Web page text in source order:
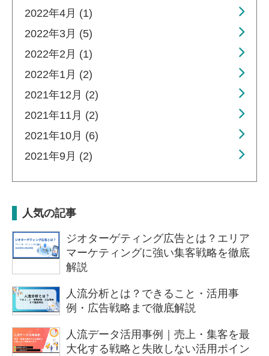
2022年4月 (1)
2022年3月 (5)
2022年2月 (1)
2022年1月 (2)
2021年12月 (2)
2021年11月 (2)
2021年10月 (6)
2021年9月 (2)
人気の記事
ジオターゲティング広告とは？エリア
マーケティングに強い集客戦略を徹底
解説
人流分析とは？できること・活用事
例・広告戦略まで徹底解説
人流データ活用事例｜売上・集客を最
大化する戦略と失敗しない活用ポイン